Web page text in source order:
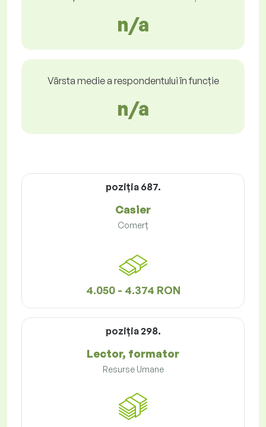
n/a
Vârsta medie a respondentului în funcție
n/a
poziţia 687.
Casier
Comerț
4.050 - 4.374 RON
poziţia 298.
Lector, formator
Resurse Umane